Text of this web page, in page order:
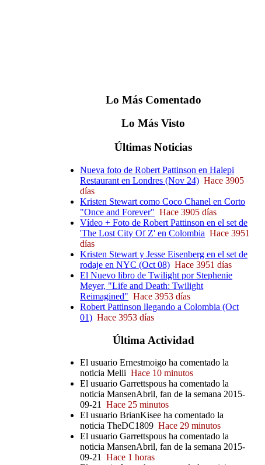
Lo MásComentado
LoMás Visto
Últimas Noticias
Nueva foto de Robert Pattinson en Halepi
Restaurant en Londres (Nov 24) Hace 3905
días
Kristen Stewart como Coco Chanel en Corto
"Once and Forever" Hace 3905 días
Vídeo + Foto de Robert Pattinson en el set de
'The Lost City Of Z' en Colombia Hace 3951
días
Kristen Stewart y Jesse Eisenberg en el set de
rodaje en NYC (Oct 08) Hace 3951 días
El Nuevo libro de Twilight por Stephenie
Meyer, "Life and Death: Twilight
Reimagined" Hace 3953 días
Robert Pattinson llegando a Colombia (Oct
01) Hace 3953 días
Última Actividad
El usuario Ernestmoigo ha comentado la
noticia Melii Hace 10 minutos
El usuario Garrettspous ha comentado la
noticia MansenAbril, fan de la semana 2015-
09-21
Hace 25 minutos
El usuario BrianKisee ha comentado la
noticia TheDC1809 Hace 29 minutos
El usuario Garrettspous ha comentado la
noticia MansenAbril, fan de la semana 2015-
09-21
Hace 1 horas